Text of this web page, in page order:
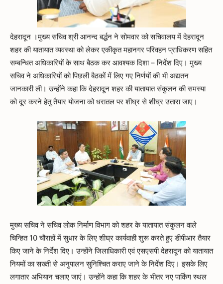
देहरादून ।मुख्य सचिव श्री आनन्द बर्द्धन ने सोमवार को सचिवालय में देहरादून
शहर की यातायात व्यवस्था को लेकर एकीकृत महानगर परिवहन प्राधिकरण सहित
सम्बन्धित अधिकारियों के साथ बैठक कर आवश्यक दिशा – निर्देश दिए। मुख्य
सचिव ने अधिकारियों को पिछली बैठकों में लिए गए निर्णयों की भी अद्यतन
जानकारी ली। उन्होंने कहा कि देहरादून शहर की यातायात संकुलन की समस्या
को दूर करने हेतु तैयार योजना को धरातल पर शीघ्र से शीघ्र उतारा जाए।
मुख्य सचिव ने सचिव लोक निर्माण विभाग को शहर के यातायात संकुलन वाले
चिन्हित 10 चौराहों में सुधार के लिए शीघ्र कार्यवाही शुरू करते हुए डीपीआर तैयार
किए जाने के निर्देश दिए। उन्होंने जिलाधिकारी एवं एसएसपी देहरादून को यातायात
नियमों का सख्ती से अनुपालन सुनिश्चित कराए जाने के निर्देश दिए। इसके लिए
लगातार अभियान चलाए जाएं। उन्होंने कहा कि शहर के भीतर नए पार्किंग स्थल